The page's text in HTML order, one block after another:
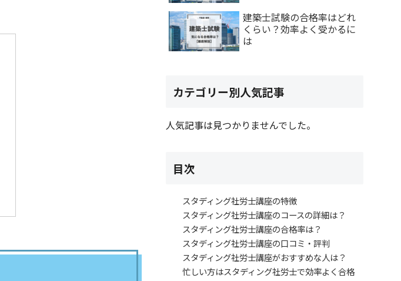
建築士試験の合格率はどれ
くらい？効率よく受かるに
は
カテゴリー別人気記事
人気記事は見つかりませんでした。
目次
スタディング社労士講座の特徴
スタディング社労士講座のコースの詳細は？
スタディング社労士講座の合格率は？
スタディング社労士講座の口コミ・評判
スタディング社労士講座がおすすめな人は？
忙しい方はスタディング社労士で効率よく合格